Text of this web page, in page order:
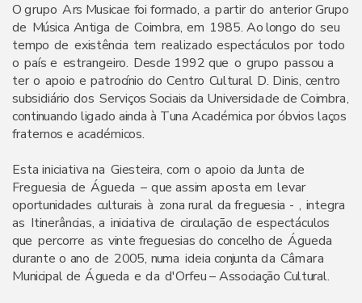
O grupo Ars Musicae foi formado, a partir do anterior Grupo
de Música Antiga de Coimbra, em 1985. Aolongo do seu
tempo de existência tem realizado espectáculos por todo
o país e estrangeiro. Desde 1992 que o grupo passou a
ter o apoio e patrocínio do Centro Cultural D. Dinis, centro
subsidiário dos Serviços Sociais da Universidade deCoimbra,
continuando ligado ainda à Tuna Académica poróbvios laços
fraternos e académicos.
Esta iniciativa na Giesteira, com o apoio da Junta de
Freguesia de Águeda – que assim aposta em levar
oportunidades culturais à zona rural dafreguesia - , integra
as Itinerâncias, a iniciativa de circulação de espectáculos
que percorre as vinte freguesias do concelho de Águeda
durante o ano de 2005, numa ideia conjunta da Câmara
Municipalde Águeda e da d'Orfeu–Associação Cultural.